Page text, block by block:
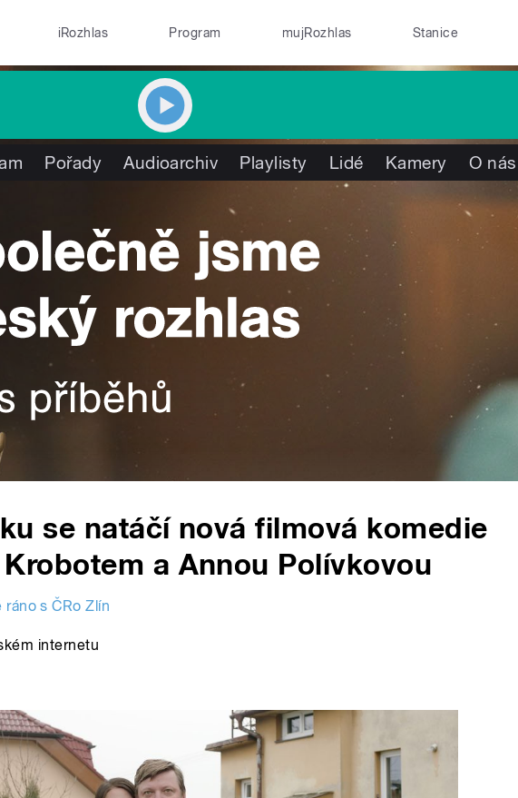
iRozhlas Program mujRozhlas Stanice
Pořady Audioarchiv Playlisty Lidé Kamery O nás
se natáčí nová filmová komedie
a Annou Polívkovou
ráno s ČRo Zlín
internetu